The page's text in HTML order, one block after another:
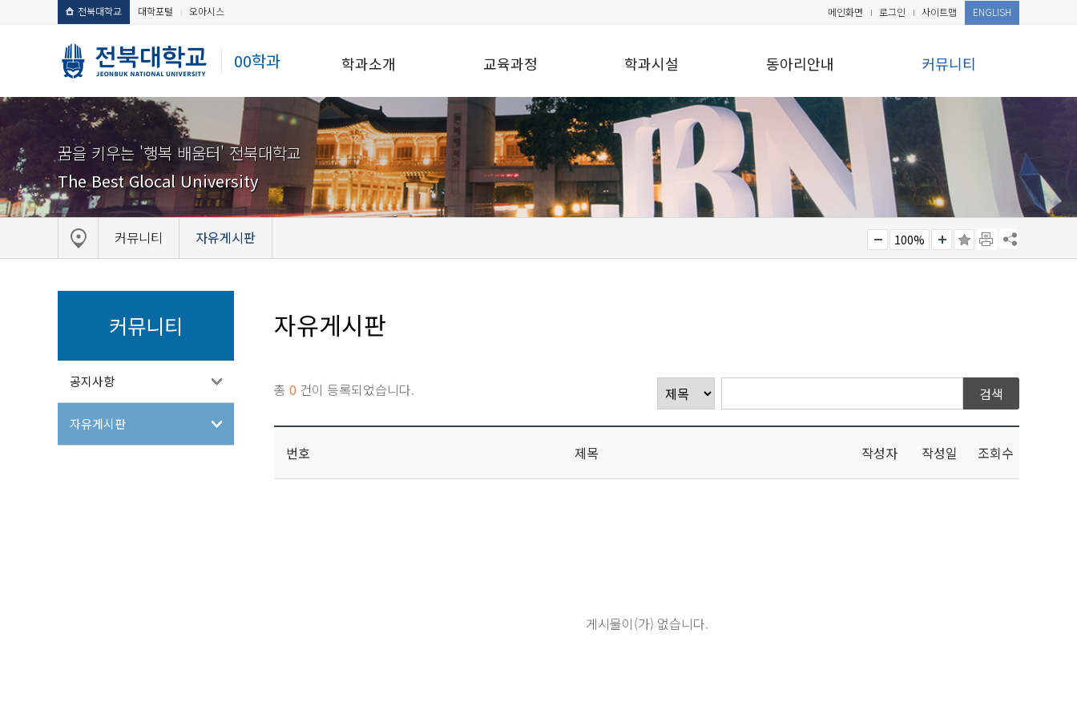
전북대학교 대학포털 오아시스
00학과
메인화면 로그인 사이트맵 ENGLISH
학과소개 교육과정 학과시설 동아리안내 커뮤니티
꿈을 키우는 '행복 배움터' 전북대학교
The Best Glocal University
커뮤니티 자유게시판 100%
커뮤니티
공지사항
자유게시판
자유게시판
총 0 건이 등록되었습니다.
번호 제목 작성자 작성일 조회수
게시물이(가) 없습니다.